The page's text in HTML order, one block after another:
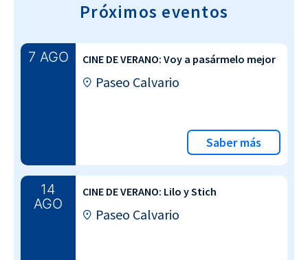
Próximos eventos
7 AGO CINE DE VERANO: Voy a pasármelo mejor
Paseo Calvario
Saber más
14
AGO
CINE DE VERANO: Lilo y Stich
Paseo Calvario